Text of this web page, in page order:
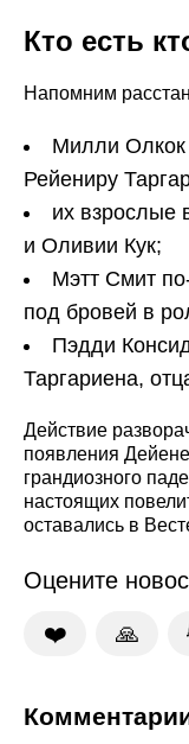
Кто есть
Напомним
Милли
Рейениру
их взрослые
и Оливии Кук;
Мэтт Смит
под бровей в
Пэдди
Таргариена,
Действие
появления
грандиозного
настоящих
оставались в
Оцените
❤️ 🙏